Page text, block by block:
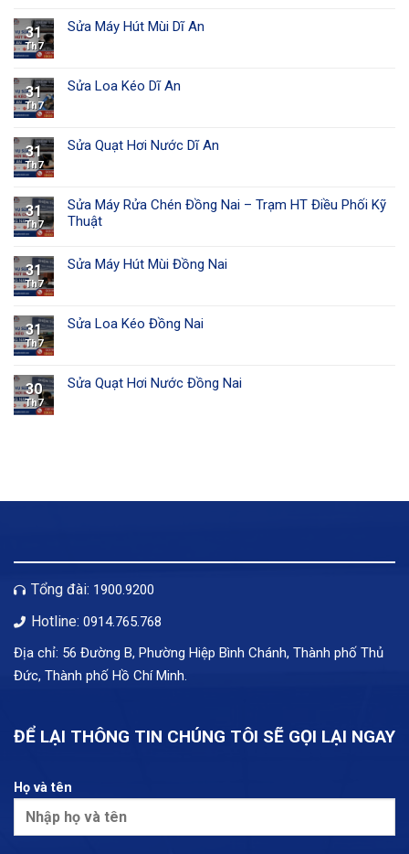
31
Th7
Sửa Máy Hút Mùi Dĩ An
31
Th7
Sửa Loa Kéo Dĩ An
31
Th7
Sửa Quạt Hơi Nước Dĩ An
31
Th7
Sửa Máy Rửa Chén Đồng Nai – Trạm HT Điều Phối Kỹ
Thuật
31
Th7
Sửa Máy Hút Mùi Đồng Nai
31
Th7
Sửa Loa Kéo Đồng Nai
30
Th7
Sửa Quạt Hơi Nước Đồng Nai
Tổng đài: 1900.9200
Hotline: 0914.765.768
Địa chỉ: 56 Đường B, Phường Hiệp Bình Chánh, Thành phố Thủ
Đức, Thành phố Hồ Chí Minh.
ĐỂ LẠI THÔNG TIN CHÚNG TÔI SẼ GỌI LẠI NGAY
Họ và tên